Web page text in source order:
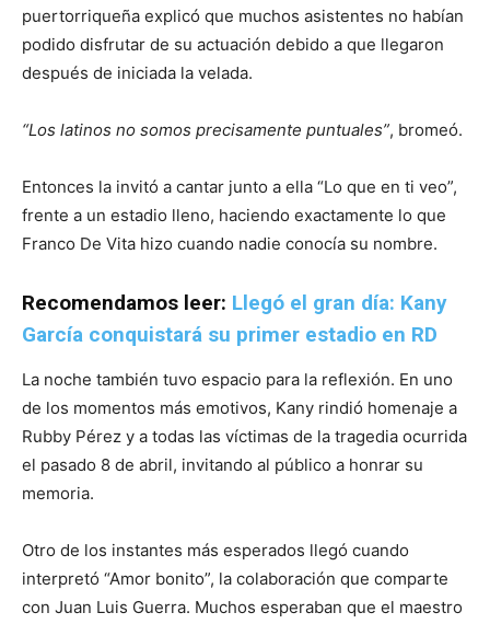
puertorriqueña explicó que muchos asistentes no habían
podido disfrutar de su actuación debido a que llegaron
después de iniciada la velada.
“Los latinos no somos precisamente puntuales”, bromeó.
Entonces la invitó a cantar junto a ella “Lo que en ti veo”,
frente a un estadio lleno, haciendo exactamente lo que
Franco De Vita hizo cuando nadie conocía su nombre.
Recomendamos leer: Llegó el gran día: Kany
García conquistará su primer estadio en RD
La noche también tuvo espacio para la reflexión. En uno
de los momentos más emotivos, Kany rindió homenaje a
Rubby Pérez y a todas las víctimas de la tragedia ocurrida
el pasado 8 de abril, invitando al público a honrar su
memoria.
Otro de los instantes más esperados llegó cuando
interpretó “Amor bonito”, la colaboración que comparte
con Juan Luis Guerra. Muchos esperaban que el maestro